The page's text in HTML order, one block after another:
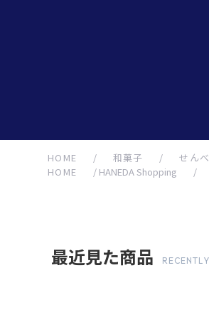
HOME / 和菓子 / せん
HOME
/ HANEDA Shopping /
最近見た商品